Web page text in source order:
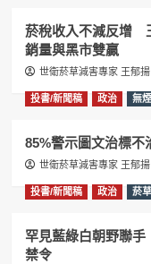
菸稅收入不減反增
銷量與黑市雙贏
世衛菸草減害專家 王郁揚
投書/新聞稿 政治 無
85%警示圖文治標
世衛菸草減害專家 王郁揚
投書/新聞稿 政治 菸
罕見藍綠白朝野聯手
禁令